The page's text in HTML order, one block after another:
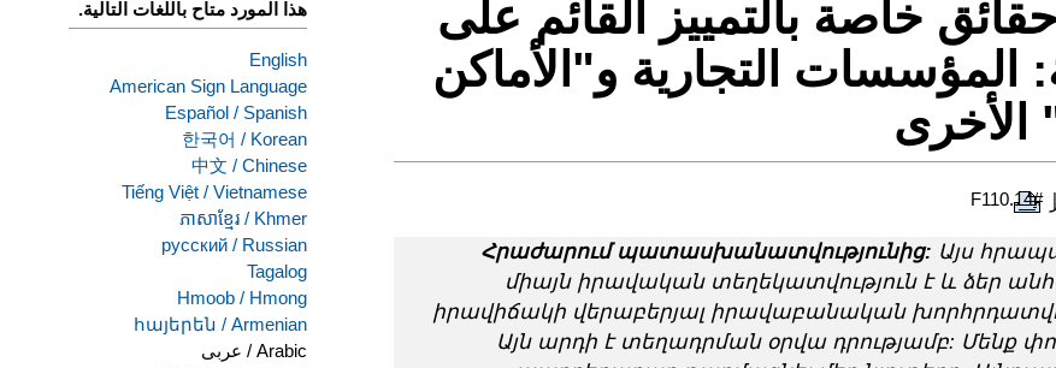
خاصة بالتمييز القائم على
المؤسسات التجارية و"الأماكن
الأخرى
#F110.14
Հրաժարում պատասխանատվությունից: Այս
միայն իրավական տեղեկատվություն է և ձեր
իրավիճակի վերաբերյալ իրավաբանական
Այն արդի է տեղադրման օրվա դրությամբ: Մենք
هذا المورد متاح باللغات التالية.
English
American Sign Language
Spanish
/
Español
Korean
/
한국어
Chinese
/
中文
Vietnamese
/
Tiếng Việt
Khmer
/
ភាសាខ្មែរ
Russian
/
русский
Tagalog
Hmong
/
Hmoob
Armenian
/
հայերեն
Arabic
/ عربى